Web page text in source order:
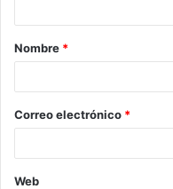
a
r
*
Nombre *
Correo electrónico *
Web